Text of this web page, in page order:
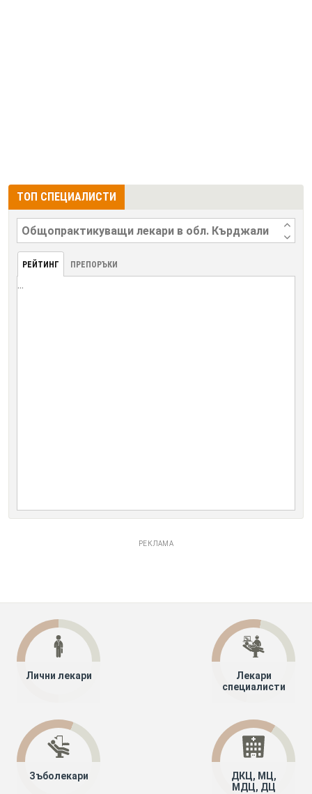
ТОП СПЕЦИАЛИСТИ
РЕЙТИНГ ПРЕПОРЪКИ
...
РЕКЛАМА
Лични лекари
Лекари
специалисти
Зъболекари
ДКЦ, МЦ,
МДЦ, ДЦ